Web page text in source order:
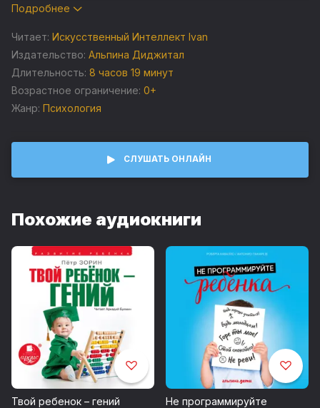
О том, как среда влияет на интеллектуальные
только окружающих людей на улице, соседей и друзей.
Он ставит во главу угла образование, которое мы
получаем в школах и вузах, их роль в формировании этой
среды.
Подробнее
Читает: Искусственный Интеллект Ivan
Издательство: Альпина Диджитал
Длительность: 8 часов 19 минут
Возрастное ограничение: 0+
Жанр: Психология
СЛУШАТЬ ОНЛАЙН
Похожие аудиокниги
Твой ребенок – гений
Не программируйте